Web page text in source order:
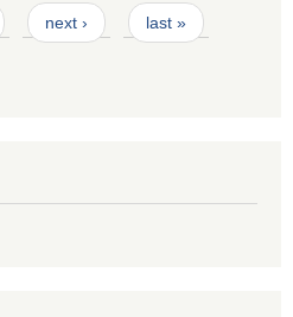
next › last »